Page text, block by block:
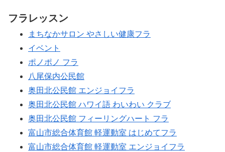
フラレッスン
まちなかサロン やさしい健康フラ
イベント
ポノポノ フラ
八尾保内公民館
奥田北公民館 エンジョイフラ
奥田北公民館 ハワイ語 わいわい クラブ
奥田北公民館 フィーリングハート フラ
富山市総合体育館 軽運動室 はじめてフラ
富山市総合体育館 軽運動室 エンジョイフラ